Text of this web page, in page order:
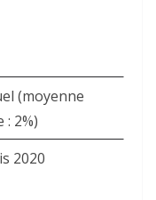
(moyenne
2%)
2020